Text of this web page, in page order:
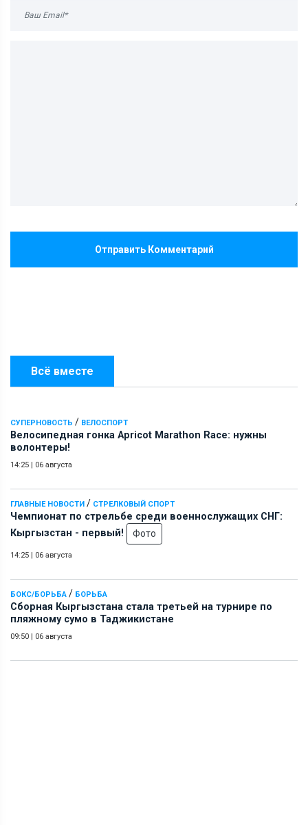
Всё вместе
СУПЕРНОВОСТЬ / ВЕЛОСПОРТ
Велосипедная гонка Apricot Marathon Race: нужны
волонтеры!
14:25 | 06 августа
ГЛАВНЫЕ НОВОСТИ / СТРЕЛКОВЫЙ СПОРТ
Чемпионат по стрельбе среди военнослужащих СНГ:
Кыргызстан - первый!
Фото
14:25 | 06 августа
БОКС/БОРЬБА / БОРЬБА
Сборная Кыргызстана стала третьей на турнире по
пляжному сумо в Таджикистане
09:50 | 06 августа
Отправить Комментарий